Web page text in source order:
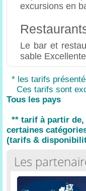
excursions en
Le bar et
sable
* les tarifs
Ces tarifs sont
Tous les pays
** tarif à partir
certaines
(tarifs &
Les